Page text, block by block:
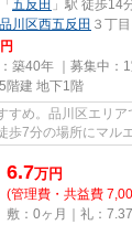
「 五反田 」駅 徒歩14
品川区西五反田 ３丁目
築40年 ｜募集中：
階建 地下1階
すめ。品川区エリ
歩7分の場所にマル
6.7万円
(管理費・共益費
敷：0ヶ月｜礼：